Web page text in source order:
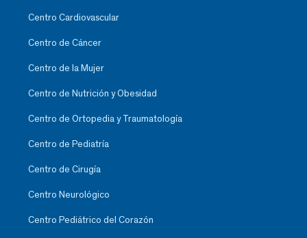
Centro Cardiovascular
Centro de Cáncer
Centro de la Mujer
Centro de Nutrición y Obesidad
Centro de Ortopedia y Traumatología
Centro de Pediatría
Centro de Cirugía
Centro Neurológico
Centro Pediátrico del Corazón